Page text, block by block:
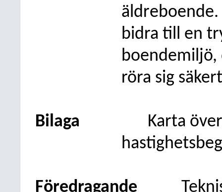
äldreboende.
bidra till en
boendemiljö,
röra sig
Bilaga
Karta över
Föredragande